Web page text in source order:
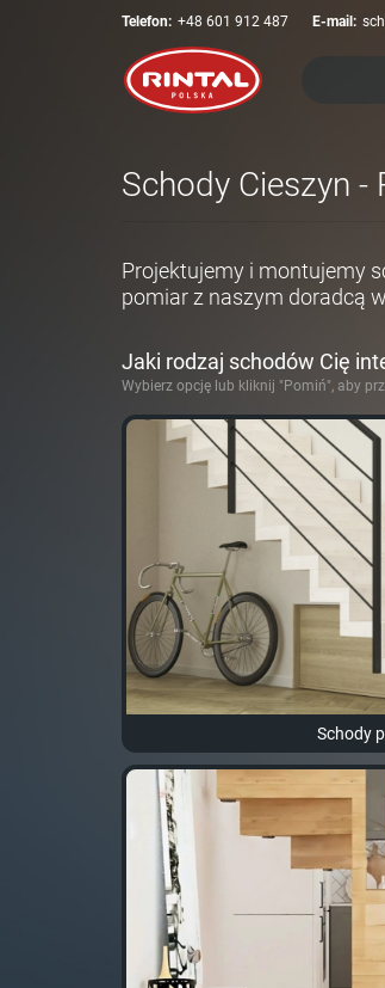
Telefon: +48 601 912 487 E-mail:
Schody Cieszyn -
Projektujemy i montujemy
pomiar z naszym doradcą
Jaki rodzaj schodów Cię
Wybierz opcję lub kliknij "Pomiń", aby
Schody